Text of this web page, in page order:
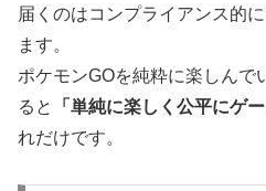
届くのはコンプライアンス的
ます。
ポケモンGOを純粋に楽しんで
ると
「単純に楽しく公平にゲ
れだけです。